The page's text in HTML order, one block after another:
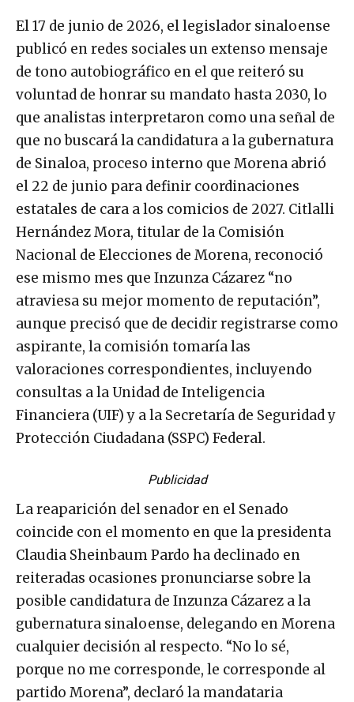
El 17 de junio de 2026, el legislador sinaloense
publicó en redes sociales un extenso mensaje
de tono autobiográfico en el que reiteró su
voluntad de honrar su mandato hasta 2030, lo
que analistas interpretaron como una señal de
que no buscará la candidatura a la gubernatura
de Sinaloa, proceso interno que Morena abrió
el 22 de junio para definir coordinaciones
estatales de cara a los comicios de 2027. Citlalli
Hernández Mora, titular de la Comisión
Nacional de Elecciones de Morena, reconoció
ese mismo mes que Inzunza Cázarez “no
atraviesa su mejor momento de reputación”,
aunque precisó que de decidir registrarse como
aspirante, la comisión tomaría las
valoraciones correspondientes, incluyendo
consultas a la Unidad de Inteligencia
Financiera (UIF) y a la Secretaría de Seguridad y
Protección Ciudadana (SSPC) Federal.
Publicidad
La reaparición del senador en el Senado
coincide con el momento en que la presidenta
Claudia Sheinbaum Pardo ha declinado en
reiteradas ocasiones pronunciarse sobre la
posible candidatura de Inzunza Cázarez a la
gubernatura sinaloense, delegando en Morena
cualquier decisión al respecto. “No lo sé,
porque no me corresponde, le corresponde al
partido Morena”, declaró la mandataria